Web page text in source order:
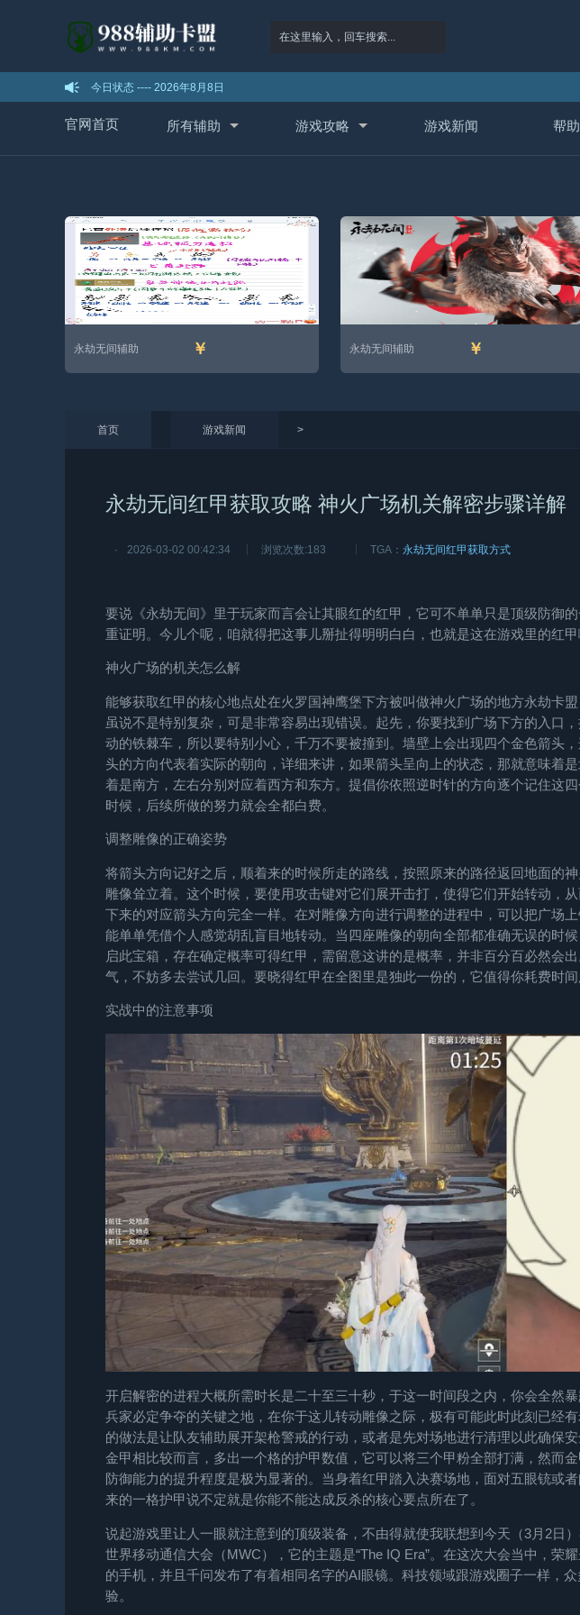
今日状态 ---- 2026年8月8日
官网首页 所有辅助 游戏攻略 游戏新闻 帮
永劫无间辅助 ￥ 永劫无间辅助 ￥
首页 >
游戏新闻
永劫无间红甲获取攻略 神火广场机关解密步骤详解
· 2026-03-02 00:42:34 浏览次数:183 TGA： 永劫无间红甲获取方式
要说《永劫无间》里于玩家而言会让其眼红的红甲，它可不单单只是顶级防御
重证明。今儿个呢，咱就得把这事儿掰扯得明明白白，也就是这在游戏里的红
神火广场的机关怎么解
能够获取红甲的核心地点处在火罗国神鹰堡下方被叫做神火广场的地方永劫卡盟
虽说不是特别复杂，可是非常容易出现错误。起先，你要找到广场下方的入口
动的铁棘车，所以要特别小心，千万不要被撞到。墙壁上会出现四个金色箭头
头的方向代表着实际的朝向，详细来讲，如果箭头呈向上的状态，那就意味着
着是南方，左右分别对应着西方和东方。提倡你依照逆时针的方向逐个记住这
时候，后续所做的努力就会全都白费。
调整雕像的正确姿势
将箭头方向记好之后，顺着来的时候所走的路线，按照原来的路径返回地面的
雕像耸立着。这个时候，要使用攻击键对它们展开击打，使得它们开始转动，
下来的对应箭头方向完全一样。在对雕像方向进行调整的进程中，可以把广场
能单单凭借个人感觉胡乱盲目地转动。当四座雕像的朝向全部都准确无误的时
启此宝箱，存在确定概率可得红甲，需留意这讲的是概率，并非百分百必然会
气，不妨多去尝试几回。要晓得红甲在全图里是独此一份的，它值得你耗费时间
实战中的注意事项
开启解密的进程大概所需时长是二十至三十秒，于这一时间段之内，你会全然
兵家必定争夺的关键之地，在你于这儿转动雕像之际，极有可能此时此刻已经
的做法是让队友辅助展开架枪警戒的行动，或者是先对场地进行清理以此确保
金甲相比较而言，多出一个格的护甲数值，它可以将三个甲粉全部打满，然而
防御能力的提升程度是极为显著的。当身着红甲踏入决赛场地，面对五眼铳或
来的一格护甲说不定就是你能不能达成反杀的核心要点所在了。
说起游戏里让人一眼就注意到的顶级装备，不由得就使我联想到今天（3月2日
世界移动通信大会（MWC），它的主题是“The IQ Era”。在这次大会当中，荣
的手机，并且千问发布了有着相同名字的AI眼镜。科技领域跟游戏圈子一样，
验。